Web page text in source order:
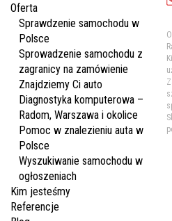
Oferta
Sprawdzenie samochodu w
Polsce
Sprowadzenie samochodu z
zagranicy na zamówienie
Znajdziemy Ci auto
Diagnostyka komputerowa –
Radom, Warszawa i okolice
Pomoc w znalezieniu auta w
Polsce
Wyszukiwanie samochodu w
ogłoszeniach
Kim jesteśmy
Referencje